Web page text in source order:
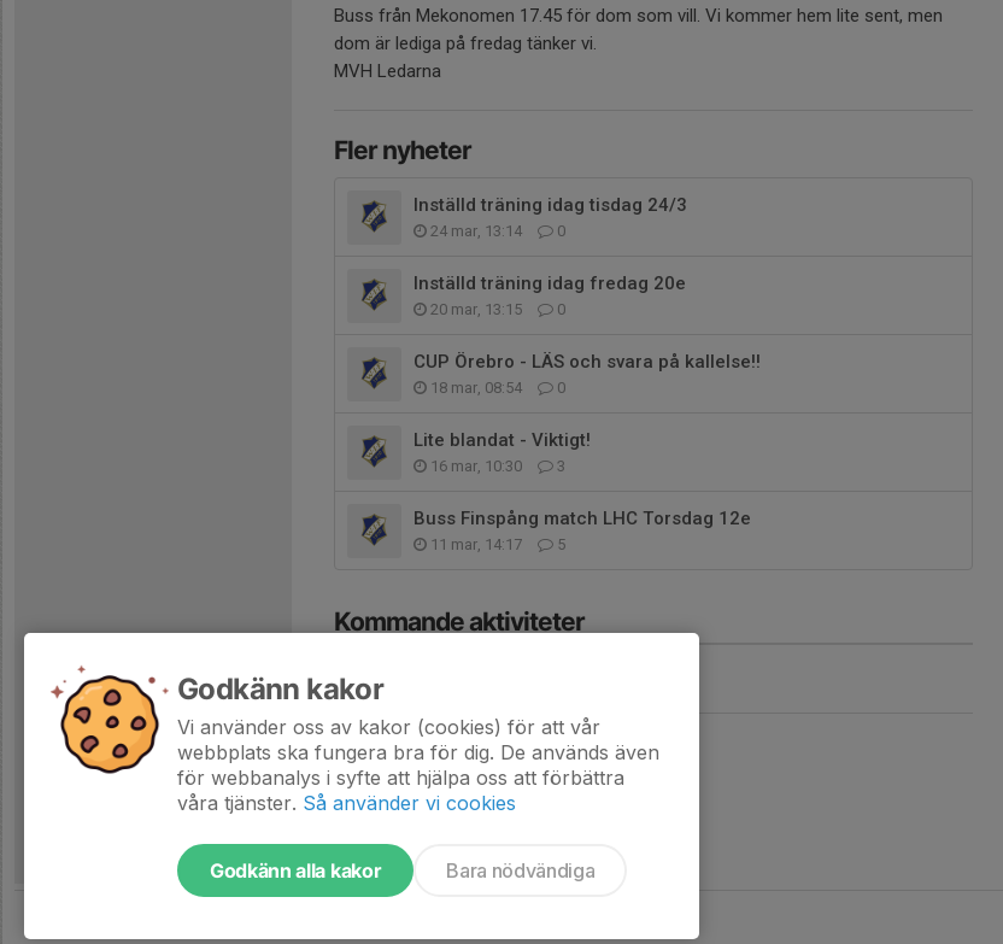
Buss från Mekonomen 17.45 för dom som vill. Vi kommer hem lite sent, men
dom är lediga på fredag tänker vi.
MVH Ledarna
Fler nyheter
Inställd träning idag tisdag 24/3
24 mar, 13:14 0
Inställd träning idag fredag 20e
20 mar, 13:15 0
CUP Örebro - LÄS och svara på kallelse!!
18 mar, 08:54 0
Lite blandat - Viktigt!
16 mar, 10:30 3
Buss Finspång match LHC Torsdag 12e
11 mar, 14:17 5
Kommande aktiviteter
18:00-19:00
Hela kalendern
Godkänn kakor
Vi använder oss av kakor (cookies) för att vår
webbplats ska fungera bra för dig. De används även
för webbanalys i syfte att hjälpa oss att förbättra
våra tjänster. Så använder vi cookies
Godkänn alla kakor Bara nödvändiga